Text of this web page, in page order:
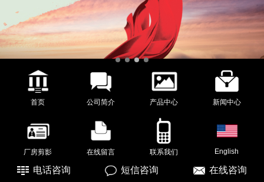
电话咨询 短信咨询 在线咨询
首页 公司简介 产品中心 新闻中心
厂房剪影 在线留言 联系我们 English